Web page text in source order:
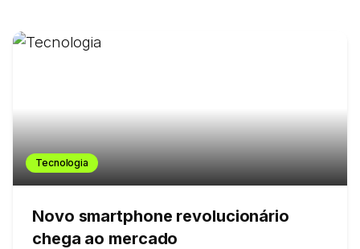
Tecnologia
Novo smartphone revolucionário
chega ao mercado